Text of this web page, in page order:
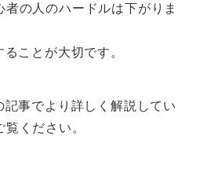
の人のハードルは下がりま
ことが大切です。
記事でより詳しく解説してい
ください。